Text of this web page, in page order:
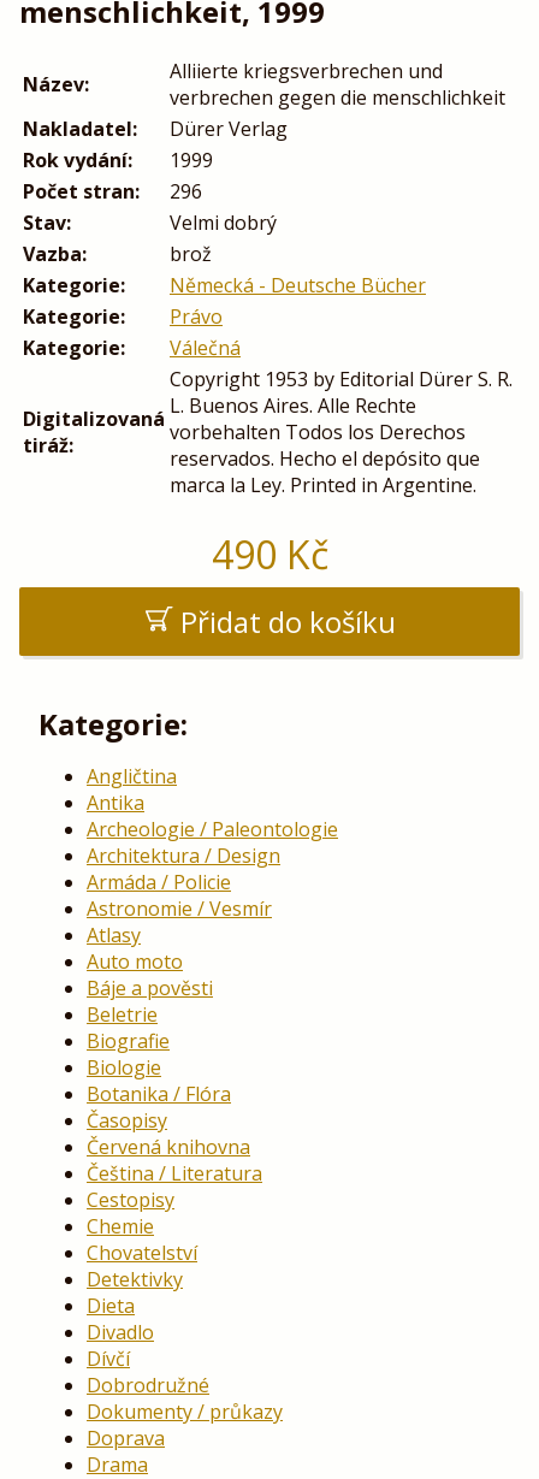
menschlichkeit, 1999
Název:
Alliierte kriegsverbrechen und
verbrechen gegen die menschlichkeit
Nakladatel:
Dürer Verlag
Rok vydání:
1999
Počet stran:
296
Stav:
Velmi dobrý
Vazba:
brož
Kategorie:
Německá - Deutsche Bücher
Kategorie:
Právo
Kategorie:
Válečná
Digitalizovaná
tiráž:
Copyright 1953 by Editorial Dürer S. R.
L. Buenos Aires. Alle Rechte
vorbehalten Todos los Derechos
reservados. Hecho el depósito que
marca la Ley. Printed in Argentine.
490 Kč
Přidat do košíku
Kategorie:
Angličtina
Antika
Archeologie / Paleontologie
Architektura / Design
Armáda / Policie
Astronomie / Vesmír
Atlasy
Auto moto
Báje a pověsti
Beletrie
Biografie
Biologie
Botanika / Flóra
Časopisy
Červená knihovna
Čeština / Literatura
Cestopisy
Chemie
Chovatelství
Detektivky
Dieta
Divadlo
Dívčí
Dobrodružné
Dokumenty / průkazy
Doprava
Drama